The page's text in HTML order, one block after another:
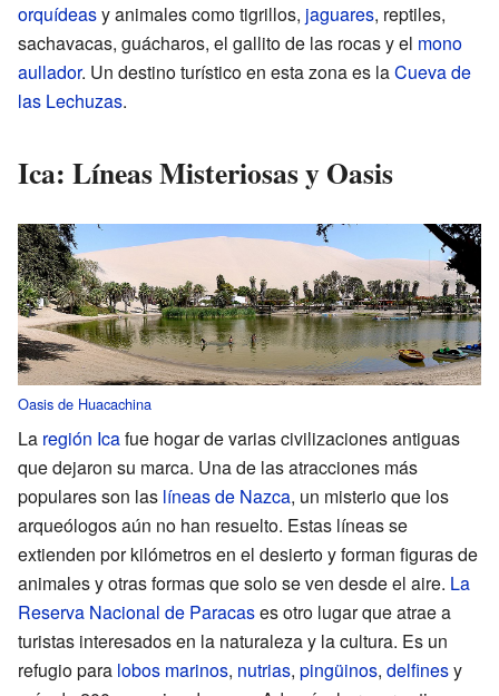
orquídeasy animales como tigrillos, jaguares, reptiles,
sachavacas, guácharos, el gallito de las rocas y el mono
aullador. Un destino turístico en esta zona es laCueva de
las Lechuzas.
Ica: Líneas Misteriosas y Oasis
Oasis de Huacachina
La región Icafue hogar de varias civilizaciones antiguas
que dejaron su marca. Una de las atracciones más
populares son las líneas de Nazca, un misterio que los
arqueólogos aún no han resuelto. Estas líneas se
extienden por kilómetros en el desierto y forman figuras de
animales y otras formas que solo se ven desde el aire. La
Reserva Nacional de Paracases otro lugar que atrae a
turistas interesados en la naturaleza y la cultura. Es un
refugio para lobos marinos, nutrias, pingüinos, delfinesy